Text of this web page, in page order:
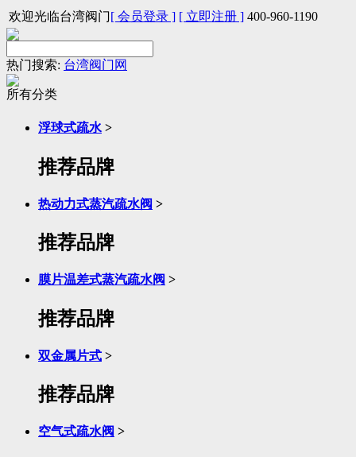
欢迎光临台湾阀门[ 会员登录 ] [ 立即注册 ] 400-960-1190
热门搜索: 台湾阀门网
所有分类
浮球式疏水 >
推荐品牌
热动力式蒸汽疏水阀 >
推荐品牌
膜片温差式蒸汽疏水阀 >
推荐品牌
双金属片式 >
推荐品牌
空气式疏水阀 >